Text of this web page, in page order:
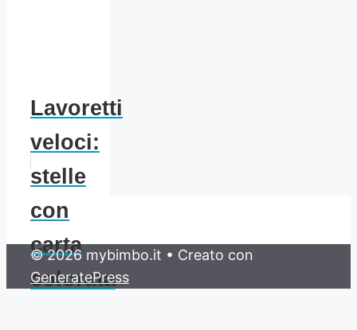
Lavoretti
veloci:
stelle
con
carta
colorata
© 2026 mybimbo.it • Creato con
GeneratePress